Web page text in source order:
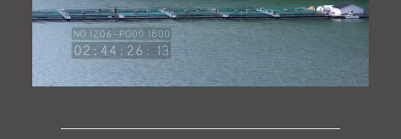
COLLECTIONS